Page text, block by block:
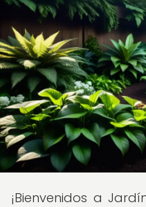
¡Bienvenidos a